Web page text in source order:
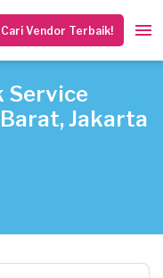
Cari Vendor Terbaik!
Service
Jakarta